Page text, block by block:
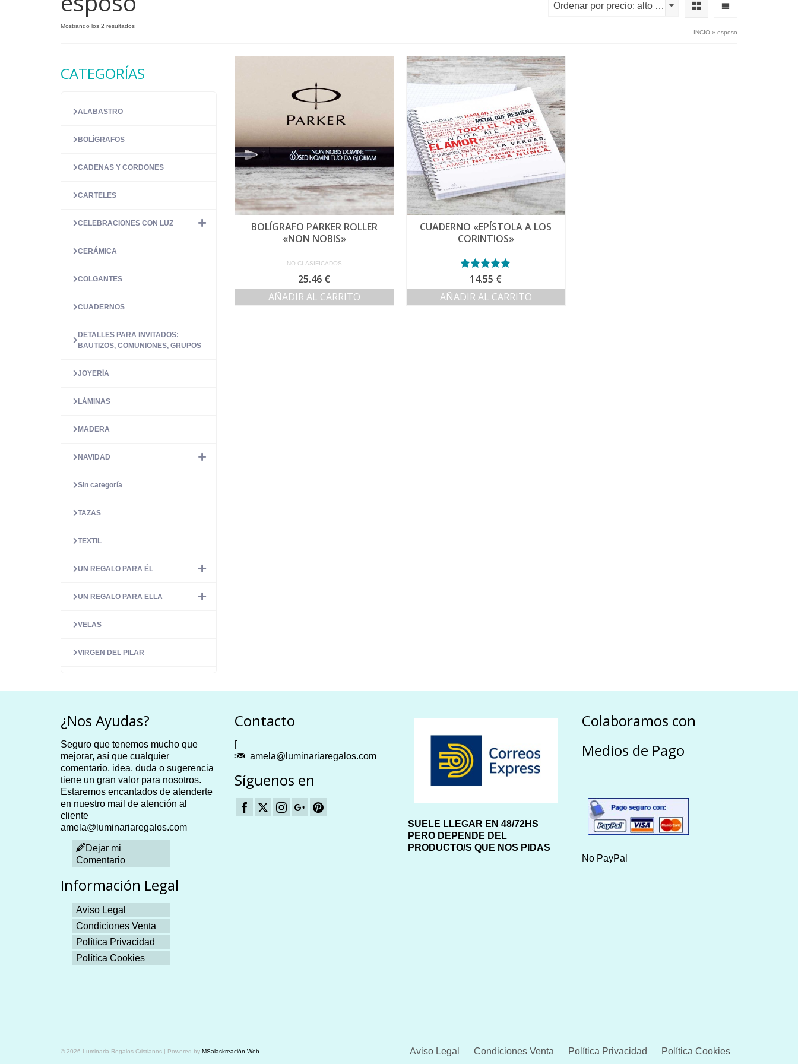
Mostrando los 2 resultadosOrdenado
a
Ordenar por precio: alto a bajo
INCIO » esposo
BOLÍGRAFO PARKER ROLLER
«NON NOBIS»
NO CLASIFICADOS
25.46 €
AÑADIR AL CARRITO
CUADERNO «EPÍSTOLA A LOS
CORINTIOS»
Valorado con
5.00de 5
14.55 €
AÑADIR AL CARRITO
CATEGORÍAS
ALABASTRO
BOLÍGRAFOS
CADENAS Y CORDONES
CARTELES
CELEBRACIONES CON LUZ
CERÁMICA
COLGANTES
CUADERNOS
DETALLES PARA INVITADOS:
BAUTIZOS, COMUNIONES, GRUPOS
JOYERÍA
LÁMINAS
MADERA
NAVIDAD
Sin categoría
TAZAS
TEXTIL
UN REGALO PARA ÉL
UN REGALO PARA ELLA
VELAS
VIRGEN DEL PILAR
¿Nos Ayudas?
Seguro que tenemos mucho que
mejorar, así que cualquier
comentario, idea, duda o sugerencia
tiene un gran valor para nosotros.
Estaremos encantados de atenderte
en nuestro mail de atención al
cliente
amela@luminariaregalos.com
Dejar mi
Comentario
Información Legal
Aviso Legal
Condiciones Venta
Política Privacidad
Política Cookies
Contacto
[
amela@luminariaregalos.com
Síguenos en
SUELE LLEGAR EN 48/72HS
PERO DEPENDE DEL
PRODUCTO/S QUE NOS PIDAS
Colaboramos con
Medios de Pago
No PayPal
Aviso Legal Condiciones Venta Política Privacidad Política Cookies
© 2026 Luminaria Regalos Cristianos | Powered by MSalaskreación Web